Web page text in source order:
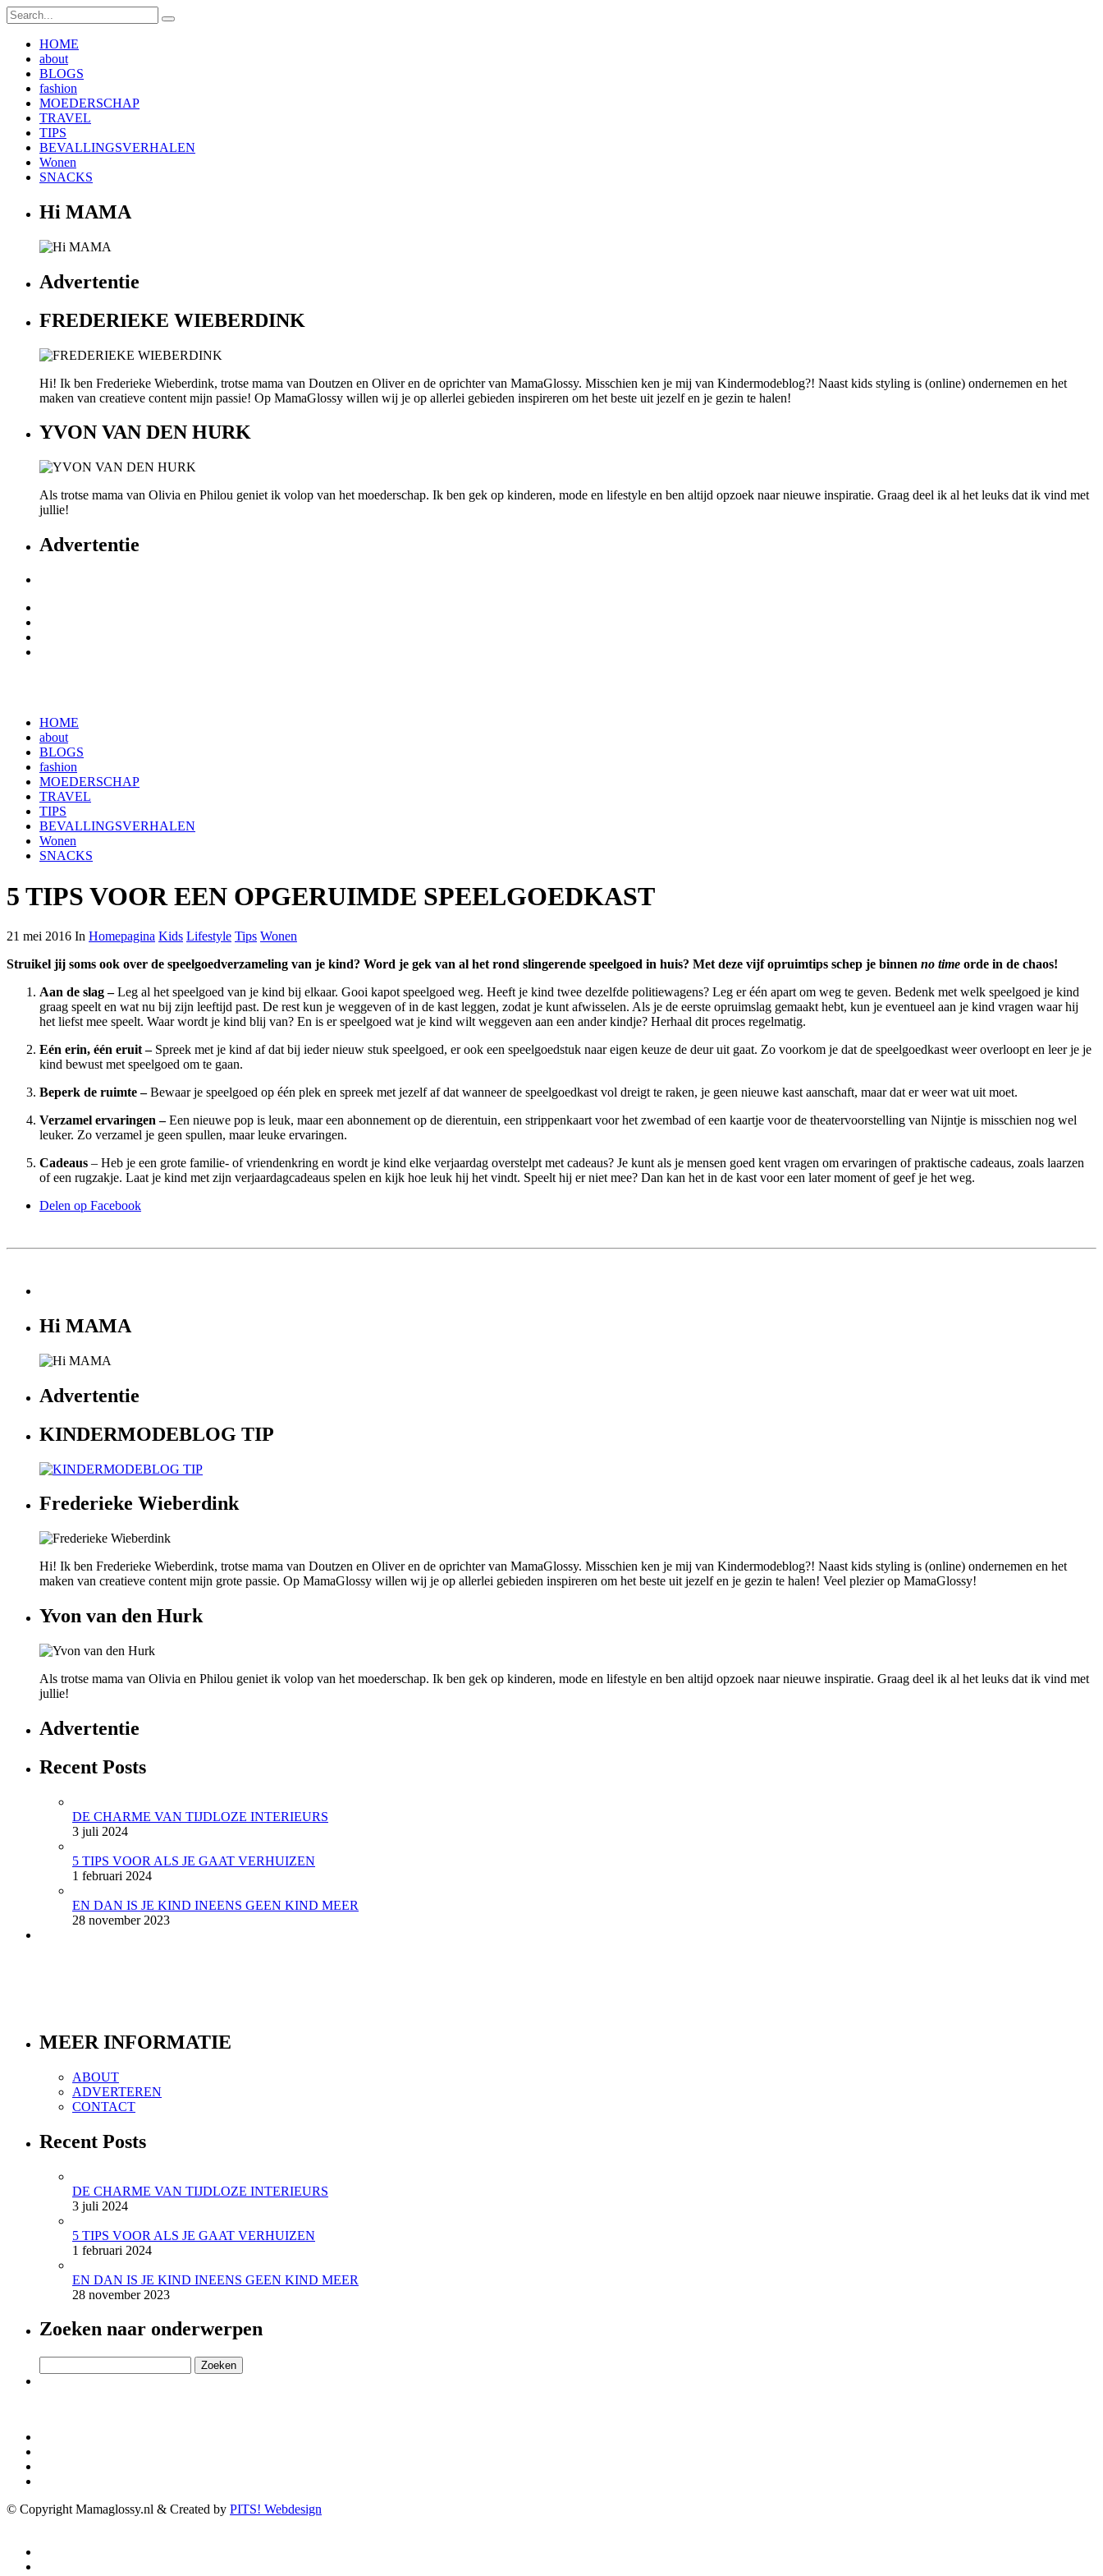
HOME
about
BLOGS
fashion
MOEDERSCHAP
TRAVEL
TIPS
BEVALLINGSVERHALEN
Wonen
SNACKS
Hi MAMA
Advertentie
FREDERIEKE WIEBERDINK
Hi! Ik ben Frederieke Wieberdink, trotse mama van Doutzen en Oliver en de oprichter van MamaGlossy. Misschien ken je mij van Kindermodeblog?! Naast kids styling is (online) ondernemen en het
maken van creatieve content mijn passie! Op MamaGlossy willen wij je op allerlei gebieden inspireren om het beste uit jezelf en je gezin te halen!
YVON VAN DEN HURK
Als trotse mama van Olivia en Philou geniet ik volop van het moederschap. Ik ben gek op kinderen, mode en lifestyle en ben altijd opzoek naar nieuwe inspiratie. Graag deel ik al het leuks dat ik vind met
jullie!
Advertentie
HOME
about
BLOGS
fashion
MOEDERSCHAP
TRAVEL
TIPS
BEVALLINGSVERHALEN
Wonen
SNACKS
5 TIPS VOOR EEN OPGERUIMDE SPEELGOEDKAST
21 mei 2016 In Homepagina Kids Lifestyle Tips Wonen
Struikel jij soms ook over de speelgoedverzameling van je kind? Word je gek van al het rond slingerende speelgoed in huis? Met deze vijf opruimtips schep je binnen no time orde in de chaos!
Aan de slag –Leg al het speelgoed van je kind bij elkaar. Gooi kapot speelgoed weg. Heeft je kind twee dezelfde politiewagens? Leg er één apart om weg te geven. Bedenk met welk speelgoed je kind
graag speelt en wat nu bij zijn leeftijd past. De rest kun je weggeven of in de kast leggen, zodat je kunt afwisselen. Als je de eerste opruimslag gemaakt hebt, kun je eventueel aan je kind vragen waar hij
het liefst mee speelt. Waar wordt je kind blij van? En is er speelgoed wat je kind wilt weggeven aan een ander kindje? Herhaal dit proces regelmatig.
Eén erin, één eruit – Spreek met je kind af dat bij ieder nieuw stuk speelgoed, er ook een speelgoedstuk naar eigen keuze de deur uit gaat. Zo voorkom je dat de speelgoedkast weer overloopt en leer je je
kind bewust met speelgoed om te gaan.
Beperk de ruimte –Bewaar je speelgoed op één plek en spreek met jezelf af dat wanneer de speelgoedkast vol dreigt te raken, je geen nieuwe kast aanschaft, maar dat er weer wat uit moet.
Verzamel ervaringen –Een nieuwe pop is leuk, maar een abonnement op de dierentuin, een strippenkaart voor het zwembad of een kaartje voor de theatervoorstelling van Nijntje is misschien nog wel
leuker. Zo verzamel je geen spullen, maar leuke ervaringen.
Cadeaus – Heb je een grote familie- of vriendenkring en wordt je kind elke verjaardag overstelpt met cadeaus? Je kunt als je mensen goed kent vragen om ervaringen of praktische cadeaus, zoals laarzen
of een rugzakje. Laat je kind met zijn verjaardagcadeaus spelen en kijk hoe leuk hij het vindt. Speelt hij er niet mee? Dan kan het in de kast voor een later moment of geef je het weg.
Delen op Facebook
Hi MAMA
Advertentie
KINDERMODEBLOG TIP
Frederieke Wieberdink
Hi! Ik ben Frederieke Wieberdink, trotse mama van Doutzen en Oliver en de oprichter van MamaGlossy. Misschien ken je mij van Kindermodeblog?! Naast kids styling is (online) ondernemen en het
maken van creatieve content mijn grote passie. Op MamaGlossy willen wij je op allerlei gebieden inspireren om het beste uit jezelf en je gezin te halen! Veel plezier op MamaGlossy!
Yvon van den Hurk
Als trotse mama van Olivia en Philou geniet ik volop van het moederschap. Ik ben gek op kinderen, mode en lifestyle en ben altijd opzoek naar nieuwe inspiratie. Graag deel ik al het leuks dat ik vind met
jullie!
Advertentie
Recent Posts
DE CHARME VAN TIJDLOZE INTERIEURS
3 juli 2024
5 TIPS VOOR ALS JE GAAT VERHUIZEN
1 februari 2024
EN DAN IS JE KIND INEENS GEEN KIND MEER
28 november 2023
MEER INFORMATIE
ABOUT
ADVERTEREN
CONTACT
Recent Posts
DE CHARME VAN TIJDLOZE INTERIEURS
3 juli 2024
5 TIPS VOOR ALS JE GAAT VERHUIZEN
1 februari 2024
EN DAN IS JE KIND INEENS GEEN KIND MEER
28 november 2023
Zoeken naar onderwerpen
naar:
© Copyright Mamaglossy.nl & Created by PITS! Webdesign